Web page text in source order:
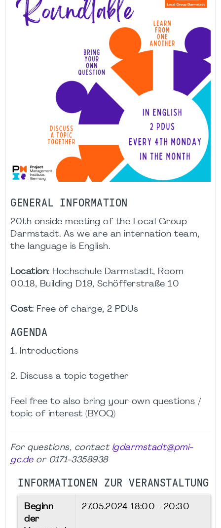
GENERAL INFORMATION
20th onside meeting of the Local Group
Darmstadt. As we are an internation team,
the language is English.
Location: Hochschule Darmstadt, Room
00.18, Building D19, Schöfferstraße 10
Cost: Free of charge, 2 PDUs
AGENDA
1. Introductions
2. Discuss a topic together
Feel free to also bring your own questions /
topic of interest (BYOQ)
For questions, contact lgdarmstadt@pmi-
gc.deor 0171-3358938
INFORMATIONEN ZUR VERANSTALTUNG
Beginn
der
27.05.2024 18:00 - 20:30